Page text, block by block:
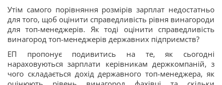
Утім самого порівняння розмірів зарплат недостатньо
для того, щоб оцінити справедливість рівня винагороди
для топ-менеджерів. Як тоді оцінити справедливість
винагород топ-менеджерів державних підприємств?
ЕП пропонує подивитись на те, як сьогодні
нараховуються зарплати керівникам держкомпаній, з
чого складається дохід державного топ-менеджера, як